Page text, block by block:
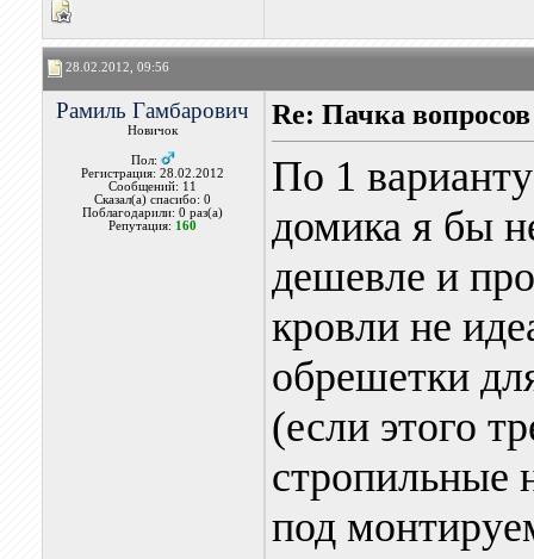
28.02.2012, 09:56
Рамиль Гамбарович
Новичок
Пол:
Регистрация: 28.02.2012
Сообщений: 11
Сказал(а) спасибо: 0
Поблагодарили: 0 раз(а)
Репутация: 160
Re: Пачка
По 1
домика я бы
дешевле и
кровли не
обрешетки
(если этого
стропильные
под